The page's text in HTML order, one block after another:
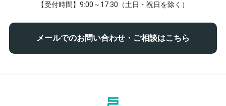
【受付時間】9:00～17:30（土日・祝日を除く）
メールでのお問い合わせ・ご相談はこちら